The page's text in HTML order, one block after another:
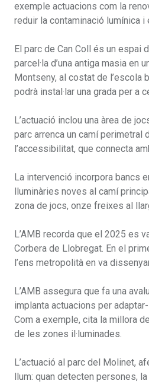
exemple actuacions com la
reduir la contaminació lumínica i
El parc de Can Coll és un espai
parcel·la d’una antiga masia en
Montseny, al costat de l’escola
podrà instal·lar una grada per a
L’actuació inclou una àrea de
parc arrenca un camí perimetral
l’accessibilitat, que connecta
La intervenció incorpora bancs
lluminàries noves al camí
zona de jocs, onze freixes al
L’AMB recorda que el 2025 es
Corbera de Llobregat. En el
l’ens metropolità en va
L’AMB assegura que fa una
implanta actuacions per
Com a exemple, cita la millora
de les zones il·luminades.
L’actuació al parc del Molinet,
llum: quan detecten persones,